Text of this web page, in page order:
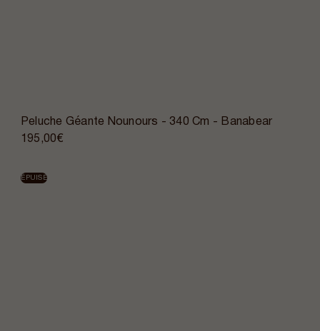
Peluche Géante Nounours - 340 Cm - Banabear
195,00€
ÉPUISÉ